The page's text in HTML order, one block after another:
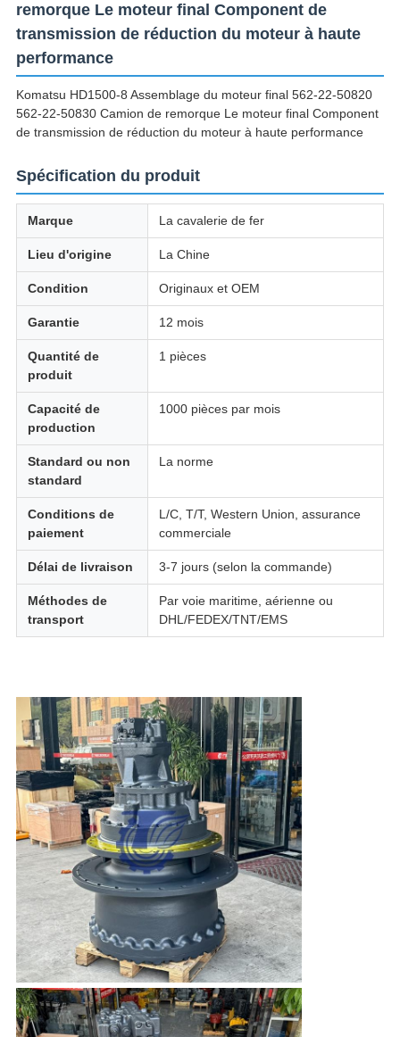
remorque Le moteur final Component de
transmission de réduction du moteur à haute
performance
Komatsu HD1500-8 Assemblage du moteur final 562-22-50820
562-22-50830 Camion de remorque Le moteur final Component
de transmission de réduction du moteur à haute performance
Spécification du produit
Marque La cavalerie de fer
Lieu d'origine La Chine
Condition Originaux et OEM
Garantie 12 mois
Quantité de
produit
1 pièces
Capacité de
production
1000 pièces par mois
Standard ou non
standard
La norme
Conditions de
paiement
L/C, T/T, Western Union, assurance
commerciale
Délai de livraison 3-7 jours (selon la commande)
Méthodes de
transport
Par voie maritime, aérienne ou
DHL/FEDEX/TNT/EMS